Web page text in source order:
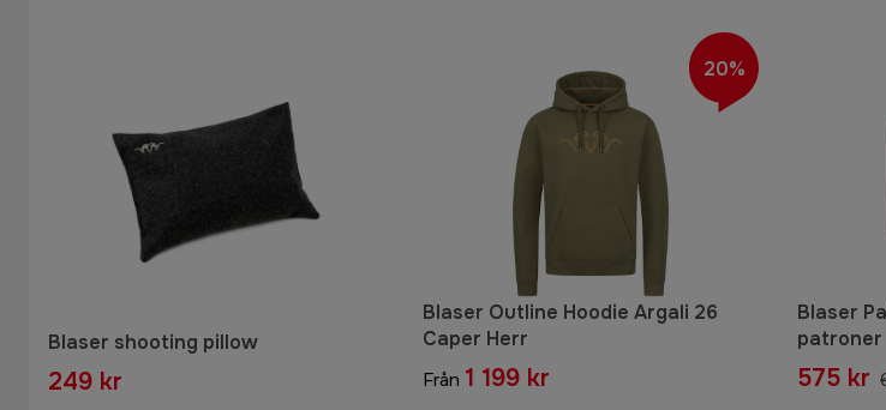
Blaser shooting pillow
249 kr
Blaser Outline Hoodie Argali 26
Caper Herr
Från 1 199 kr
20%
Blaser
patroner
575 kr